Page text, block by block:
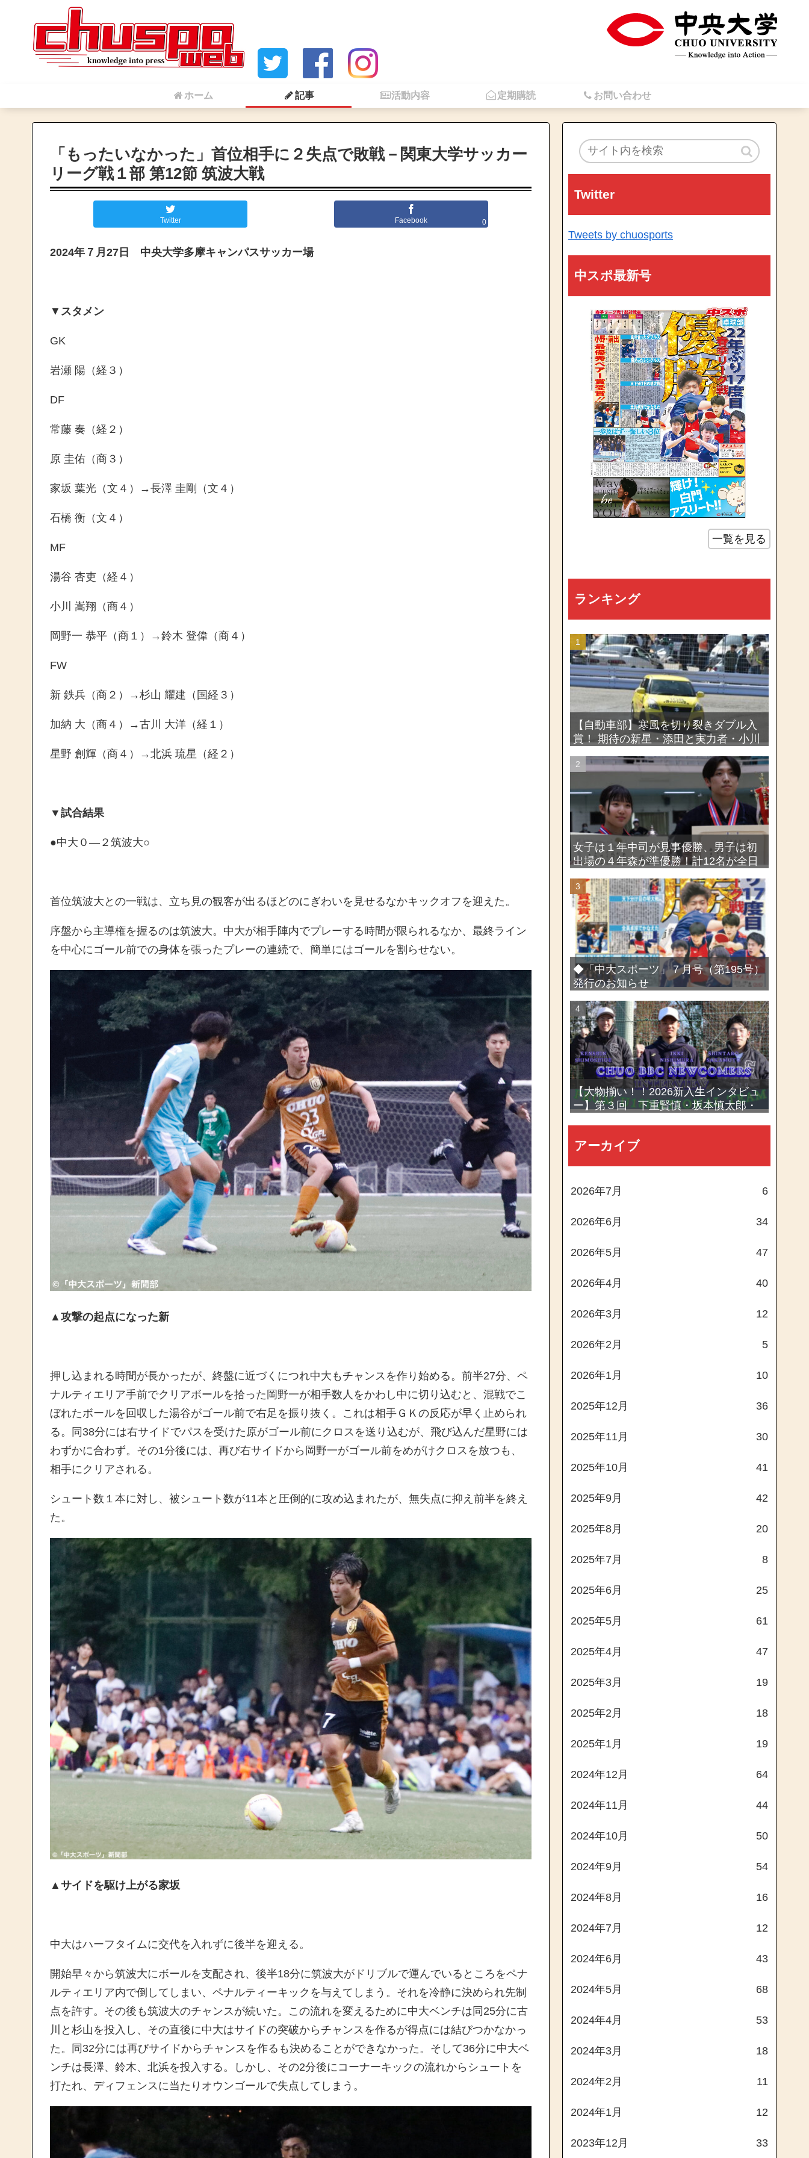
ホーム 記事 活動内容 定期購読 お問い合わせ
「もったいなかった」首位相手に２失点で敗戦－関東大学サッカー
リーグ戦１部 第12節 筑波大戦
Twitter Facebook 0
2024年７月27日 中央大学多摩キャ ンパスサッカー場
▼ スタメン
GK
岩瀬 陽（経３）
DF
常藤 奏（経２）
原 圭佑（商３）
家坂 葉光（文４）→長澤 圭剛（文４）
石橋 衡（文４）
MF
湯谷 杏吏（経４）
小川 嵩翔（商４）
岡野一 恭平（商１）→鈴木 登偉（商４）
FW
新 鉄兵（商２）→杉山 耀建（国経３）
加納 大（商４）→古川 大洋（経１）
星野 創輝（商４）→北浜 琉星（経２）
▼試合結果
●中大０―２筑波大○
首位筑波大との一戦は、立ち見の観客が出るほどのにぎわいを見せるなかキックオフを迎えた。
序盤から主導権を握るのは筑波大。中大が相手陣内でプレーする時間が限られるなか、最終ライン
を中心にゴール前での身体を張ったプレーの連続で、簡単にはゴールを割らせない。
▲攻撃の起点になった新
押し込まれる時間が長かったが、終盤に近づくにつれ中大もチャンスを作り始める。前半27分、ペ
ナルティエリア手前でクリアボールを拾った岡野一が相手数人をかわし中に切り込むと、混戦でこ
ぼれたボールを回収した湯谷がゴール前で右足を振り抜く。これは相手ＧＫの反応が早く止められ
る。同38分には右サイドでパスを受けた原がゴール前にクロスを送り込むが、飛び込んだ星野には
わずかに合わず。その1分後には、再び右サイドから岡野一がゴール前をめがけクロスを放つも、
相手にクリアされる。
シュート数１本に対し、被シュート数が11本と圧倒的に攻め込まれたが、無失点に抑え前半を終え
た。
▲サイドを駆け上がる家坂
中大はハーフタイムに交代を入れずに後半を迎える。
開始早々から筑波大にボールを支配され、後半18分に筑波大が ドリブルで運んでいるところをペナ
ルティエリア内で倒して しまい、 ペナルティ ーキックを与えてしまう。 それを冷静に決められ先制
点を許す。 その後も筑波大のチャンスが続いた。この流れを変えるために中大ベンチは同 25分に古
川と杉山を投入 し、その直後に中大はサイドの突破からチャンスを作るが得点には結びつかなかっ
た 。同 32分には再びサイドから チャンスを作るも決めることができなかった。 そして36分に中大ベ
ンチは長澤、鈴木、 北浜を投入する。 しかし、その2分後に コーナーキックの流れから シュートを
打たれ、ディフェンスに当たりオウンゴールで失点してしまう。
Twitter
Tweets by chuosports
中スポ最新号
一覧を見る
ランキング
【自動車部】寒風を切り裂きダブル入
賞！ 期待の新星・添田と実力者・小川
大会2026
女子は１年中司が見事優勝、男子は初
出場の４年森が準優勝！計12名が全日
剣道選手権大会・第72回関東学生剣道
選手権大会
◆「中大スポーツ」７月号（第195号）
発行のお知らせ
【大物揃い！！2026新入生インタビュ
ー】第３回 下重賢慎・坂本慎太郎・
アーカイブ
2026年7月 6
2026年6月 34
2026年5月 47
2026年4月 40
2026年3月 12
2026年2月 5
2026年1月 10
2025年12月 36
2025年11月 30
2025年10月 41
2025年9月 42
2025年8月 20
2025年7月 8
2025年6月 25
2025年5月 61
2025年4月 47
2025年3月 19
2025年2月 18
2025年1月 19
2024年12月 64
2024年11月 44
2024年10月 50
2024年9月 54
2024年8月 16
2024年7月 12
2024年6月 43
2024年5月 68
2024年4月 53
2024年3月 18
2024年2月 11
2024年1月 12
2023年12月 33